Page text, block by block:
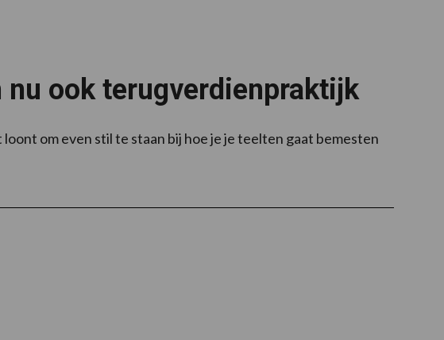
ook terugverdienpraktijk
om even stil te staan bij hoe je je teelten gaat bemesten